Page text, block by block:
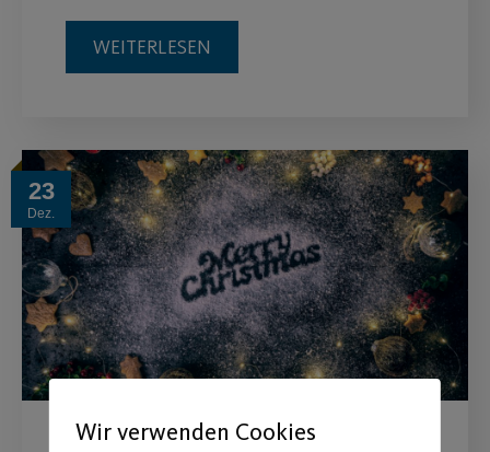
WEITERLESEN
23
Dez.
Wir verwenden Cookies